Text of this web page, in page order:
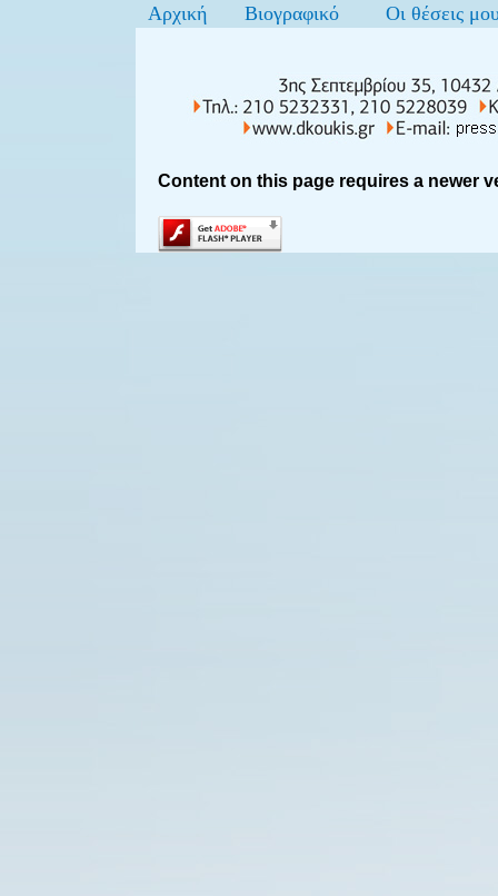
Αρχική Βιογραφικό Οι θέσεις
Content on this page requires a newer